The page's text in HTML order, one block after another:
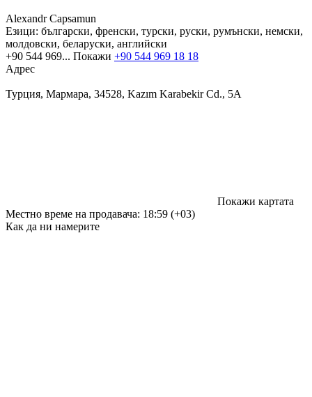
Alexandr Capsamun
Езици: български, френски, турски, руски, румънски, немски,
молдовски, беларуски, английски
+90 544 969... Покажи +90 544 969 18 18
Адрес
Турция, Мармара, 34528, Kazım Karabekir Cd., 5A
Покажи картата
Местно време на продавача: 18:59 (+03)
Как да ни намерите